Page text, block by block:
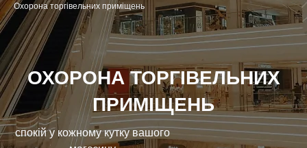
Охорона торгівельних приміщень
ОХОРОНА ТОРГІВЕЛЬНИХ
ПРИМІЩЕНЬ
спокій у кожному кутку вашого